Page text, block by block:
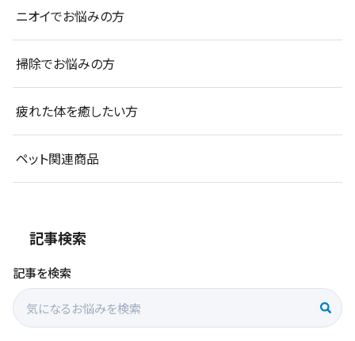
ニオイでお悩みの方
掃除でお悩みの方
疲れた体を癒したい方
ペット関連商品
記事検索
記事を検索